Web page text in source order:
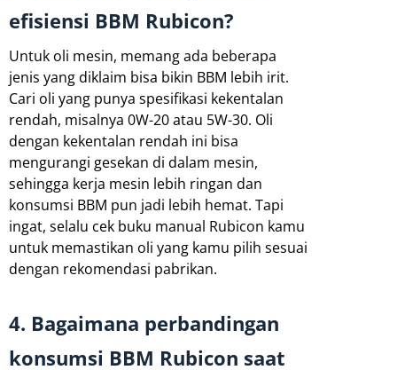
efisiensi BBM Rubicon?
Untuk oli mesin, memang ada beberapa
jenis yang diklaim bisa bikin BBM lebih irit.
Cari oli yang punya spesifikasi kekentalan
rendah, misalnya 0W-20 atau 5W-30. Oli
dengan kekentalan rendah ini bisa
mengurangi gesekan di dalam mesin,
sehingga kerja mesin lebih ringan dan
konsumsi BBM pun jadi lebih hemat. Tapi
ingat, selalu cek buku manual Rubicon kamu
untuk memastikan oli yang kamu pilih sesuai
dengan rekomendasi pabrikan.
4. Bagaimana perbandingan
konsumsi BBM Rubicon saat